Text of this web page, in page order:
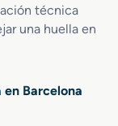
técnica
una huella en
Barcelona